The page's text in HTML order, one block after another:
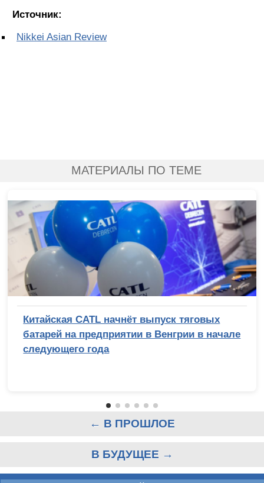
Источник:
Nikkei Asian Review
МАТЕРИАЛЫ ПО ТЕМЕ
Китайская CATL начнёт выпуск тяговых
батарей на предприятии в Венгрии в начале
следующего года
← В ПРОШЛОЕ
В БУДУЩЕЕ →